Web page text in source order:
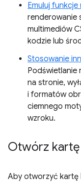
Emuluj funkcje
renderowanie
multimediów
kodzie lub
Stosowanie
Podświetlanie
na stronie,
i formatów
ciemnego
wzroku.
Otwórz
Aby otworzyć kartę